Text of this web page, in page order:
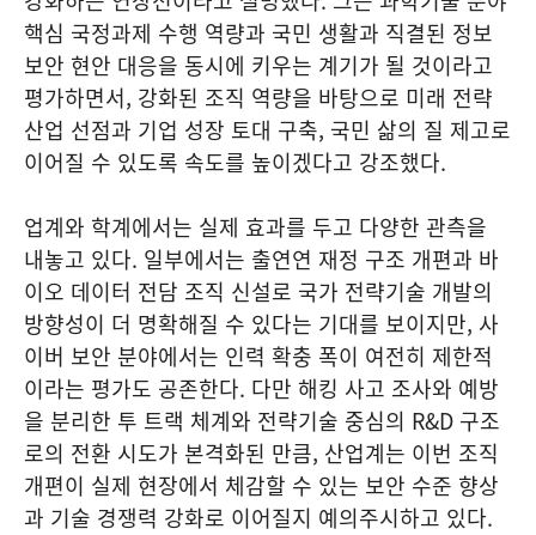
핵심 국정과제 수행 역량과 국민 생활과 직결된 정보
보안 현안 대응을 동시에 키우는 계기가 될 것이라고
평가하면서, 강화된 조직 역량을 바탕으로 미래 전략
산업 선점과 기업 성장 토대 구축, 국민 삶의 질 제고로
이어질 수 있도록 속도를 높이겠다고 강조했다.
업계와 학계에서는 실제 효과를 두고 다양한 관측을
내놓고 있다. 일부에서는 출연연 재정 구조 개편과 바
이오 데이터 전담 조직 신설로 국가 전략기술 개발의
방향성이 더 명확해질 수 있다는 기대를 보이지만, 사
이버 보안 분야에서는 인력 확충 폭이 여전히 제한적
이라는 평가도 공존한다. 다만 해킹 사고 조사와 예방
을 분리한 투 트랙 체계와 전략기술 중심의 R&D 구조
로의 전환 시도가 본격화된 만큼, 산업계는 이번 조직
개편이 실제 현장에서 체감할 수 있는 보안 수준 향상
과 기술 경쟁력 강화로 이어질지 예의주시하고 있다.